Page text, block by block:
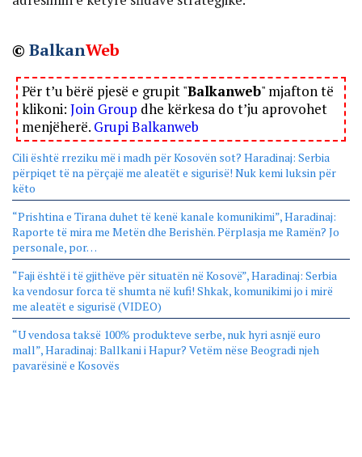
© BalkanWeb
Për t’u bërë pjesë e grupit "Balkanweb" mjafton të
klikoni: Join Group dhe kërkesa do t’ju aprovohet
menjëherë. Grupi Balkanweb
Cili është rreziku më i madh për Kosovën sot? Haradinaj: Serbia
përpiqet të na përçajë me aleatët e sigurisë! Nuk kemi luksin për
këto
“Prishtina e Tirana duhet të kenë kanale komunikimi”, Haradinaj:
Raporte të mira me Metën dhe Berishën. Përplasja me Ramën? Jo
personale, por…
“Faji është i të gjithëve për situatën në Kosovë”, Haradinaj: Serbia
ka vendosur forca të shumta në kufi! Shkak, komunikimi jo i mirë
me aleatët e sigurisë (VIDEO)
“U vendosa taksë 100% produkteve serbe, nuk hyri asnjë euro
mall”, Haradinaj: Ballkani i Hapur? Vetëm nëse Beogradi njeh
pavarësinë e Kosovës